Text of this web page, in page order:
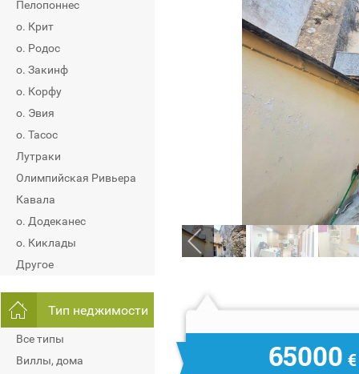
Пелопоннес
о. Крит
о. Родос
о. Закинф
о. Корфу
о. Эвия
о. Тасос
Лутраки
Олимпийская Ривьера
Кавала
о. Додеканес
о. Киклады
Другое
Тип неджимости
Все типы
Виллы, дома
65000 €